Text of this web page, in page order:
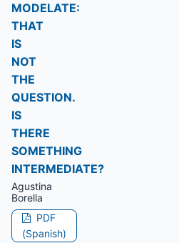
MODELATE:
THAT
IS
NOT
THE
QUESTION.
IS
THERE
SOMETHING
INTERMEDIATE?
Agustina
Borella
PDF
(Spanish)